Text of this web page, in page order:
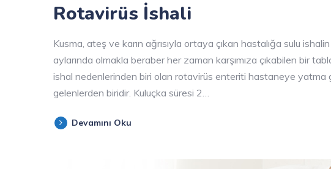
Rotavirüs İshali
Kusma, ateş ve karın ağrısıyla ortaya çıkan hastalığa sulu
aylarında olmakla beraber her zaman karşımıza çıkabilen bir
ishal nedenlerinden biri olan rotavirüs enteriti hastaneye yatma
gelenlerden biridir. Kuluçka süresi 2…
Devamını Oku